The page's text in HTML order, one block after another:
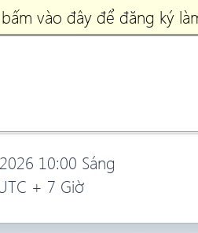
vào đây để đăng ký
10:00 Sáng
+ 7 Giờ